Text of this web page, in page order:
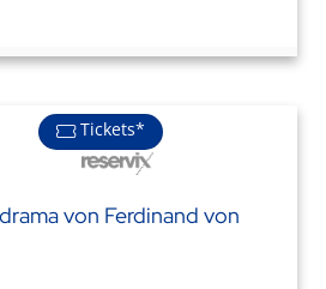
Tickets*
von Ferdinand von